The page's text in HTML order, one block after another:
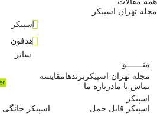
مجله تهران اسپیکر
اسپیکر
هدفون
سایر
منـــــــو
مجله تهران اسپیکر برندهامقایسه
تماس با مادرباره ما
اسپیکر
اسپیکر قابل حمل
اسپیکر خانگی